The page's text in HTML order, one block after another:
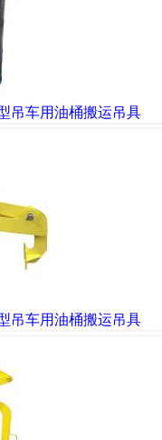
吊车用油桶搬运吊具
吊车用油桶搬运吊具